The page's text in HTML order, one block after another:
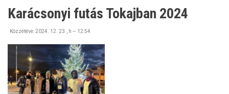
hallgatóknak)
Karácsonyi futás Tokajban 2024
Közzétéve:2024. 12. 23., h – 12:54